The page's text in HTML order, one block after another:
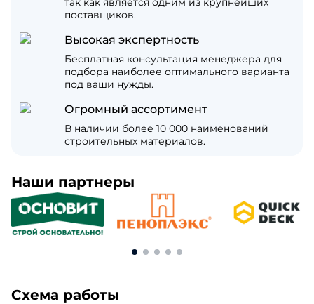
поставщиков.
Высокая экспертность
Бесплатная консультация менеджера для
подбора наиболее оптимального варианта
под ваши нужды.
Огромный ассортимент
В наличии более 10 000 наименований
строительных материалов.
Наши партнеры
Схема работы